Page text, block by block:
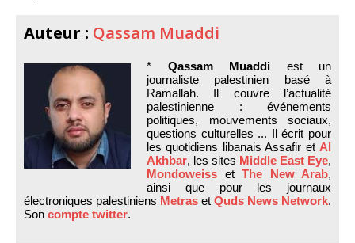
Auteur : Qassam Muaddi
* Qassam Muaddi est un
journaliste palestinien basé à
Ramallah. Il couvre l’actualité
palestinienne : événements
politiques, mouvements sociaux,
questions culturelles ... Il écrit pour
les quotidiens libanais Assafir et Al
Akhbar, les sites Middle East Eye,
Mondoweiss et The New Arab,
ainsi que pour les journaux
électroniques palestiniens Metras et Quds News Network.
Son compte twitter.